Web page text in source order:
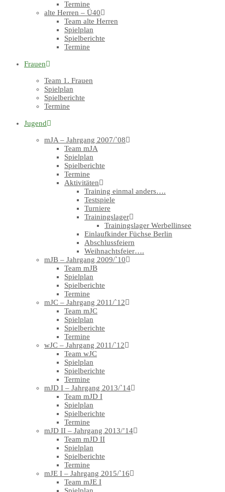
Termine
alte Herren – Ü40
Team alte Herren
Spielplan
Spielberichte
Termine
Frauen
Team 1. Frauen
Spielplan
Spielberichte
Termine
Jugend
mJA – Jahrgang 2007/`08
Team mJA
Spielplan
Spielberichte
Termine
Aktivitäten
Training einmal anders….
Testspiele
Turniere
Trainingslager
Trainingslager Werbellinsee
Einlaufkinder Füchse Berlin
Abschlussfeiern
Weihnachtsfeier….
mJB – Jahrgang 2009/`10
Team mJB
Spielplan
Spielberichte
Termine
mJC – Jahrgang 2011/`12
Team mJC
Spielplan
Spielberichte
Termine
wJC – Jahrgang 2011/`12
Team wJC
Spielplan
Spielberichte
Termine
mJD I – Jahrgang 2013/`14
Team mJD I
Spielplan
Spielberichte
Termine
mJD II – Jahrgang 2013/’14
Team mJD II
Spielplan
Spielberichte
Termine
mJE I – Jahrgang 2015/`16
Team mJE I